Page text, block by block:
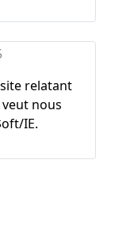
relatant
nous
IE.